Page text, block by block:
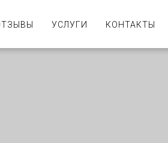
УСЛУГИ КОНТАКТЫ